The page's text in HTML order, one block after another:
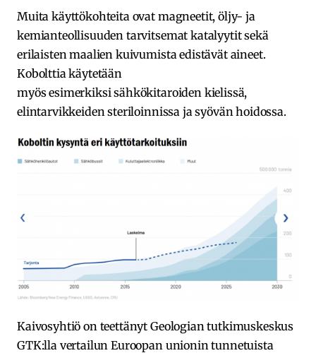
Muita käyttökohteita ovat magneetit, öljy- ja
kemianteollisuuden tarvitsemat katalyytit sekä
erilaisten maalien kuivumista edistävät aineet.
Kobolttia käytetään
myös esimerkiksi sähkökitaroiden kielissä,
elintarvikkeiden steriloinnissa ja syövän hoidossa.
Kaivosyhtiö on teettänyt Geologian tutkimuskeskus
GTK:lla vertailun Euroopan unionin tunnetuista